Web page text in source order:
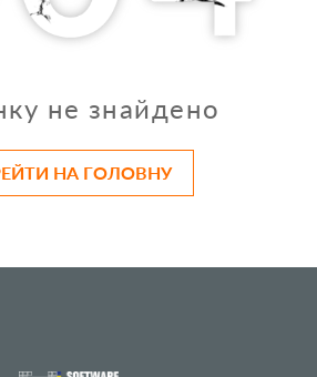
не знайдено
НА ГОЛОВНУ